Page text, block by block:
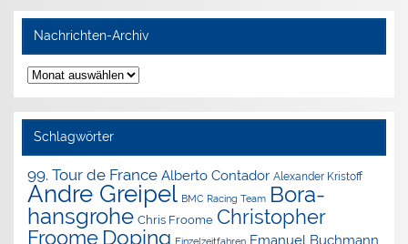
Nachrichten-Archiv
Nachrichten-
Archiv
Schlagwörter
99. Tour de France Alberto Contador Alexander Kristoff
Andre Greipel BMC Racing Team Bora-
hansgrohe Chris Froome Christopher
Froome Doping Einzelzeitfahren Emanuel Buchmann